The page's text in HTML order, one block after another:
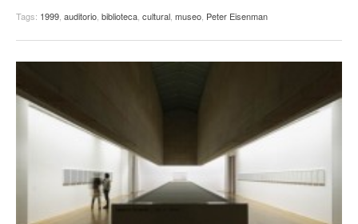
Tags: 1999 auditorio biblioteca cultural museo Peter Eisenman